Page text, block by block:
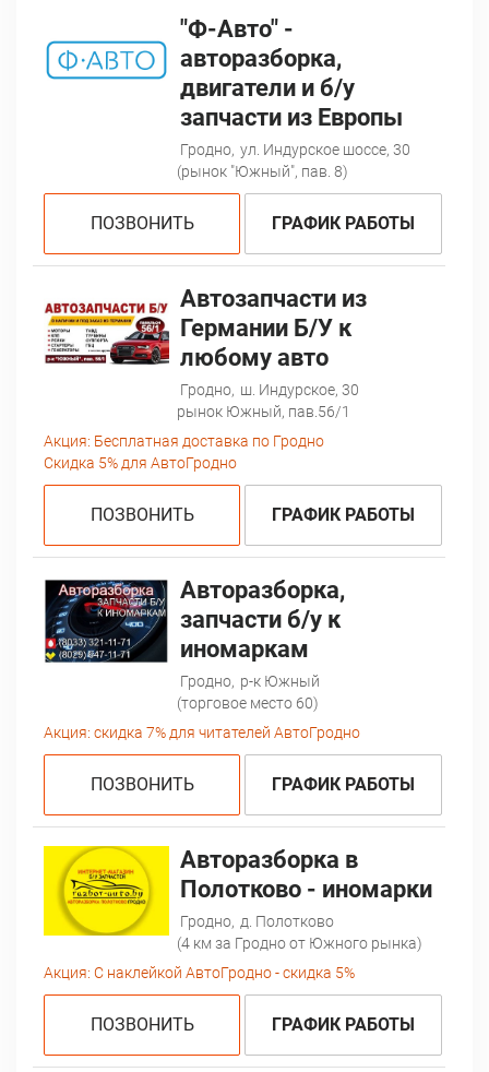
"Ф-Авто" -
авторазборка,
двигатели и б/у
запчасти из Европы
Гродно, ул. Индурское шоссе, 30
(рынок "Южный", пав. 8)
ПОЗВОНИТЬ ГРАФИК РАБОТЫ
Автозапчасти из
Германии Б/У к
любому авто
Гродно, ш. Индурское, 30
рынок Южный, пав.56/1
Акция: Бесплатная доставка по Гродно
Скидка 5% для АвтоГродно
ПОЗВОНИТЬ ГРАФИК РАБОТЫ
Авторазборка,
запчасти б/у к
иномаркам
Гродно, р-к Южный
(торговое место 60)
Акция: скидка 7% для читателей АвтоГродно
ПОЗВОНИТЬ ГРАФИК РАБОТЫ
Авторазборка в
Полотково - иномарки
Гродно, д. Полотково
(4 км за Гродно от Южного рынка)
Акция: С наклейкой АвтоГродно - скидка 5%
ПОЗВОНИТЬ ГРАФИК РАБОТЫ